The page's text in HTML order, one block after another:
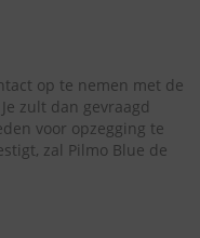
op te nemen met de
zult dan gevraagd
voor opzegging te
zal Pilmo Blue de